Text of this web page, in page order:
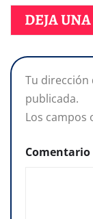
DEJA
Tu
publicada.
Los campos
Comentario